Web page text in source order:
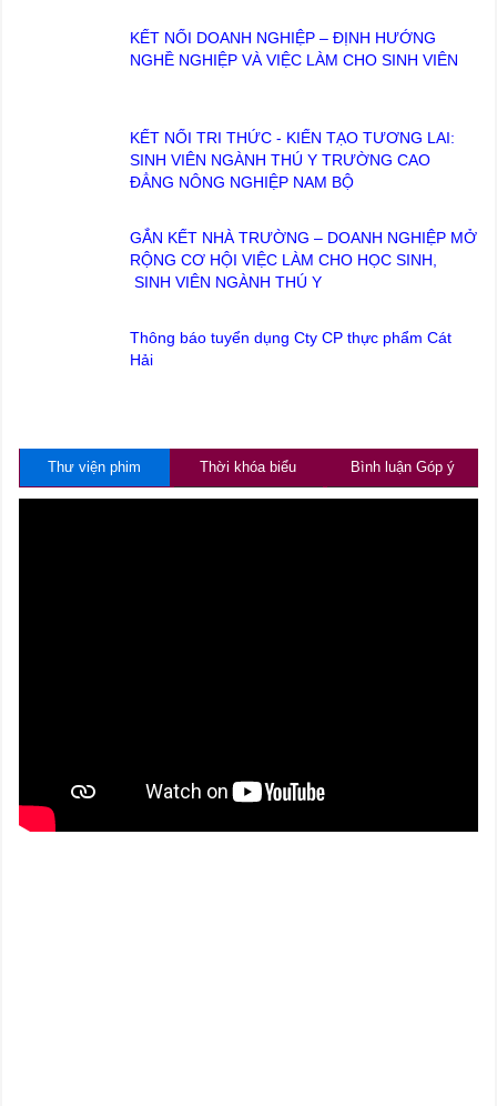
KẾT NỐI DOANH NGHIỆP – ĐỊNH HƯỚNG
NGHỀ NGHIỆP VÀ VIỆC LÀM CHO SINH VIÊN
KẾT NỐI TRI THỨC - KIẾN TẠO TƯƠNG LAI:
SINH VIÊN NGÀNH THÚ Y TRƯỜNG CAO
ĐẲNG NÔNG NGHIỆP NAM BỘ
GẮN KẾT NHÀ TRƯỜNG – DOANH NGHIỆP MỞ
RỘNG CƠ HỘI VIỆC LÀM CHO HỌC SINH,
SINH VIÊN NGÀNH THÚ Y
Thông báo tuyển dụng Cty CP thực phẩm Cát
Hải
Thư viện phim Thời khóa biểu Bình luận Góp ý